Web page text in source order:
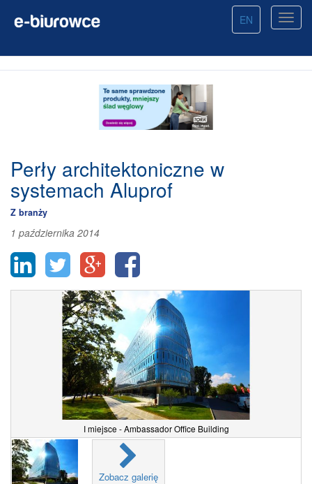
EN
Perły architektoniczne w
systemach Aluprof
Z branży
1 października 2014
I miejsce - Ambassador Office Building
Zobacz galerię